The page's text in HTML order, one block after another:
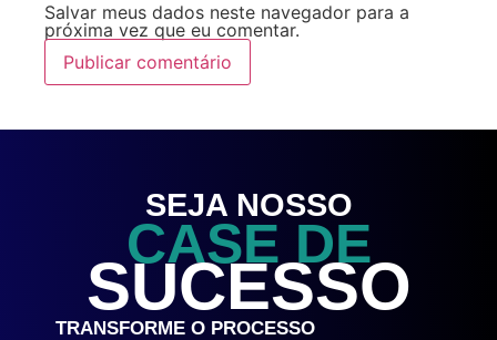
Salvar meus dados neste navegador para a
próxima vez que eu comentar.
SEJA NOSSO
CASE DE
SUCESSO
TRANSFORME O PROCESSO